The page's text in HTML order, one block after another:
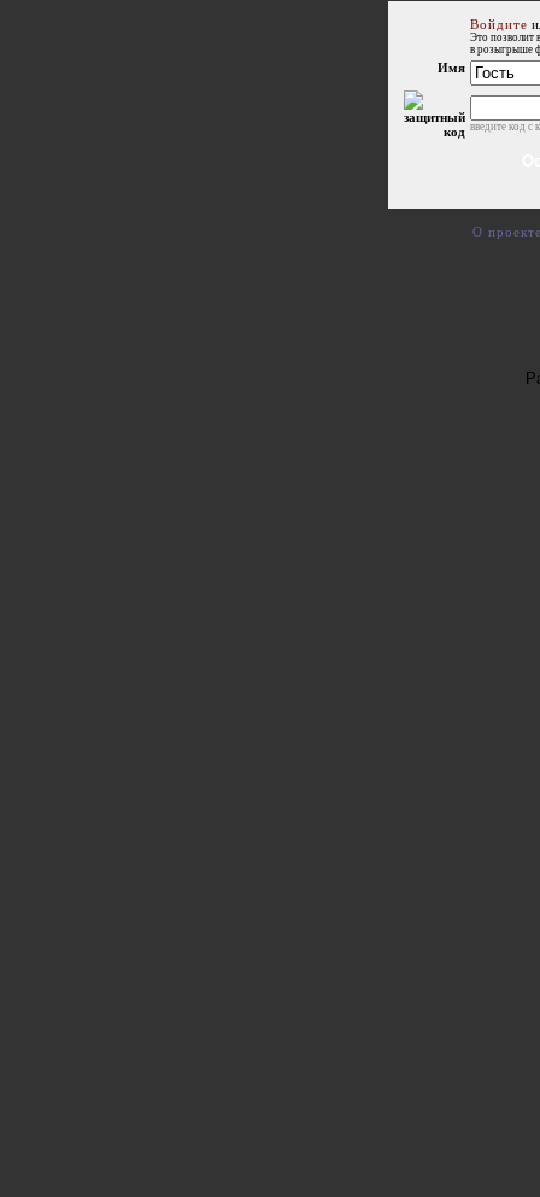
Войдите
Это позволит
в розыгрыше
Имя
введите код с
О